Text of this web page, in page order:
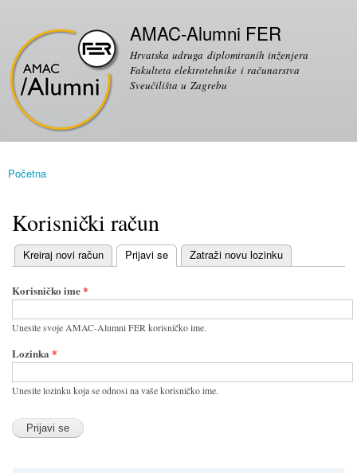
na
glavni
sadržaj
AMAC-Alumni FER
Hrvatska udruga diplomiranih inženjera
Fakulteta elektrotehnike i računarstva
Sveučilišta u Zagrebu
Vi ste ovdje
Početna
Korisnički račun
Primarni tabovi
Kreiraj novi račun Prijavi se
(aktivni tab) Zatraži novu lozinku
Korisničko ime*
Unesite svoje AMAC-Alumni FER korisničko ime.
Lozinka *
Unesite lozinku koja se odnosi na vaše korisničko ime.